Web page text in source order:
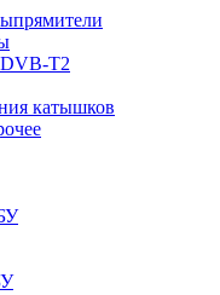
T2
катышков